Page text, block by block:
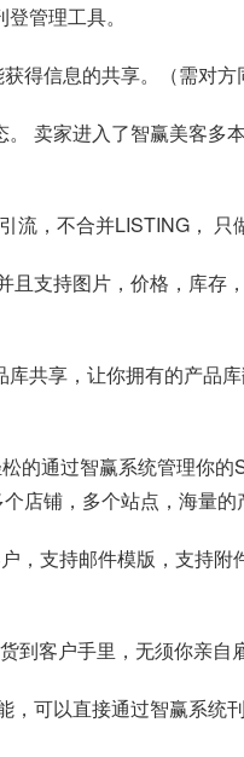
管理工具。
得信息的共享。（需对方
卖家进入了智赢美客多
，不合并LISTING， 只
支持图片，价格，库存
共享，让你拥有的产品
的通过智赢系统管理你
店铺，多个站点，海量的
，支持邮件模版，支持附
客户手里，无须你亲自雇
可以直接通过智赢系统